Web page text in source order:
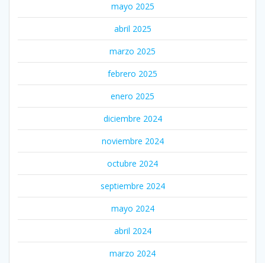
mayo 2025
abril 2025
marzo 2025
febrero 2025
enero 2025
diciembre 2024
noviembre 2024
octubre 2024
septiembre 2024
mayo 2024
abril 2024
marzo 2024